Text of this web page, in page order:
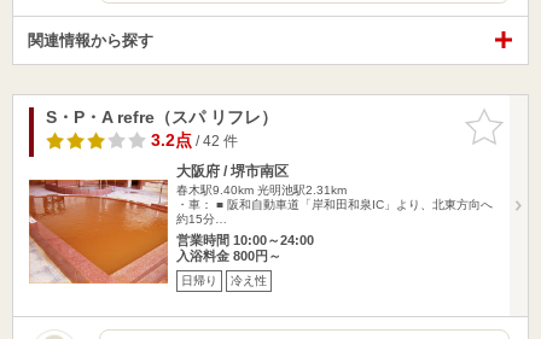
関連情報から探す
お気に入
りに追加
S・P・A refre（スパ リフレ）
3.2点/ 42 件
大阪府 / 堺市南区
春木駅9.40km 光明池駅2.31km
・車： ■ 阪和自動車道「岸和田和泉IC」より、北東方向へ
約15分…
営業時間 10:00～24:00
入浴料金 800円～
日帰り 冷え性